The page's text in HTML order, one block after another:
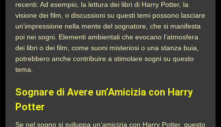
recenti. Ad esempio, la lettura dei libri di Harry Potter, la
visione dei film, o discussioni su questi temi possono lasciare
un’impressione nella mente del sognatore, che si manifesta
poi nei sogni. Elementi ambientali che evocano l’atmosfera
dei libri o dei film, come suoni misteriosi o una stanza buia,
potrebbero anche contribuire a stimolare sogni su questo
tema.
Sognare di Avere un’Amicizia con Harry
Potter
Se nel sogno si sviluppa un’amicizia con Harry Potter, questo